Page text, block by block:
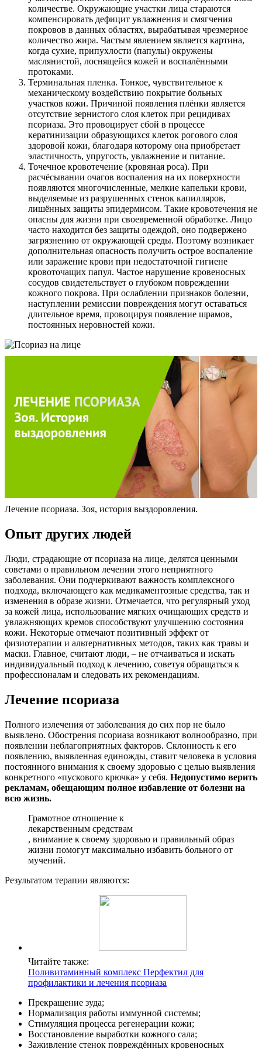
количестве. Окружающие участки лица стараются
компенсировать дефицит увлажнения и смягчения
покровов в данных областях, вырабатывая чрезмерное
количество жира. Частым явлением является картина,
когда сухие, припухлости (папулы) окружены
маслянистой, лоснящейся кожей и воспалёнными
протоками.
Терминальная пленка. Тонкое, чувствительное к
механическому воздействию покрытие больных
участков кожи. Причиной появления плёнки является
отсутствие зернистого слоя клеток при рецидивах
псориаза. Это провоцирует сбой в процессе
кератинизации образующихся клеток рогового слоя
здоровой кожи, благодаря которому она приобретает
эластичность, упругость, увлажнение и питание.
Точечное кровотечение (кровяная роса). При
расчёсывании очагов воспаления на их поверхности
появляются многочисленные, мелкие капельки крови,
выделяемые из разрушенных стенок капилляров,
лишённых защиты эпидермисом. Такие кровотечения не
опасны для жизни при своевременной обработке. Лицо
часто находится без защиты одеждой, оно подвержено
загрязнению от окружающей среды. Поэтому возникает
дополнительная опасность получить острое воспаление
или заражение крови при недостаточной гигиене
кровоточащих папул. Частое нарушение кровеносных
сосудов свидетельствует о глубоком повреждении
кожного покрова. При ослаблении признаков болезни,
наступлении ремиссии повреждения могут оставаться
длительное время, провоцируя появление шрамов,
постоянных неровностей кожи.
Лечение псориаза. Зоя, история выздоровления.
Опыт других людей
Люди, страдающие от псориаза на лице, делятся ценными
советами о правильном лечении этого неприятного
заболевания. Они подчеркивают важность комплексного
подхода, включающего как медикаментозные средства, так и
изменения в образе жизни. Отмечается, что регулярный уход
за кожей лица, использование мягких очищающих средств и
увлажняющих кремов способствуют улучшению состояния
кожи. Некоторые отмечают позитивный эффект от
физиотерапии и альтернативных методов, таких как травы и
маски. Главное, считают люди, – не отчаиваться и искать
индивидуальный подход к лечению, советуя обращаться к
профессионалам и следовать их рекомендациям.
Лечение псориаза
Полного излечения от заболевания до сих пор не было
выявлено. Обострения псориаза возникают волнообразно, при
появлении неблагоприятных факторов. Склонность к его
появлению, выявленная единожды, ставит человека в условия
постоянного внимания к своему здоровью с целью выявления
конкретного «пускового крючка» у себя. Недопустимо верить
рекламам, обещающим полное избавление от болезни на
всю жизнь.
Грамотное отношение к
лекарственным средствам
, внимание к своему здоровью и правильный образ
жизни помогут максимально избавить больного от
мучений.
Результатом терапии являются:
Читайте также:
Поливитаминный комплекс Перфектил для
профилактики и лечения псориаза
Прекращение зуда;
Нормализация работы иммунной системы;
Стимуляция процесса регенерации кожи;
Восстановление выработки кожного сала;
Заживление стенок повреждённых кровеносных